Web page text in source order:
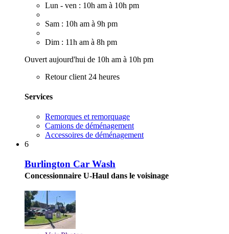
Lun - ven : 10h am à 10h pm
Sam : 10h am à 9h pm
Dim : 11h am à 8h pm
Ouvert aujourd'hui de 10h am à 10h pm
Retour client 24 heures
Services
Remorques et remorquage
Camions de déménagement
Accessoires de déménagement
6
Burlington Car Wash
Concessionnaire U-Haul dans le voisinage